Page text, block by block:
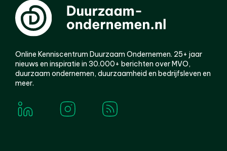
Online Kenniscentrum Duurzaam Ondernemen. 25+ jaar
nieuws en inspiratie in 30.000+ berichten over MVO,
duurzaam ondernemen, duurzaamheid en bedrijfsleven en
meer.